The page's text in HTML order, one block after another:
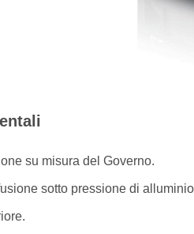
su misura del Governo.
sotto pressione di